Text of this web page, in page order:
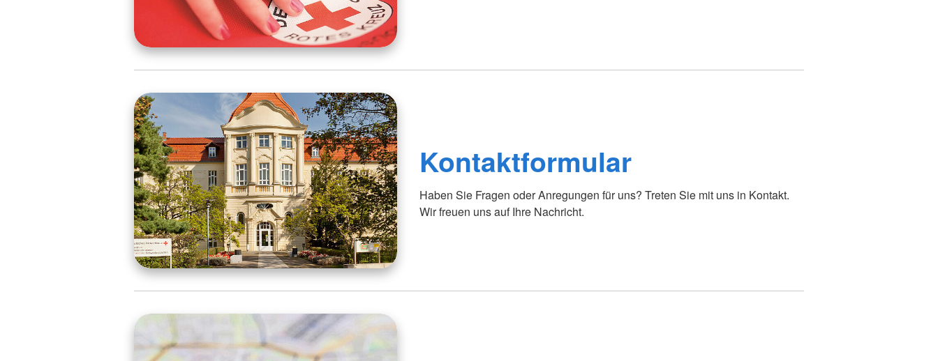
Kontaktformular
Haben Sie Fragen oder Anregungen für uns? Treten Sie mit uns in Kontakt.
Wir freuen uns auf Ihre Nachricht.